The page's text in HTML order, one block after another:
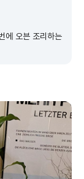
에 오븐 조리하는